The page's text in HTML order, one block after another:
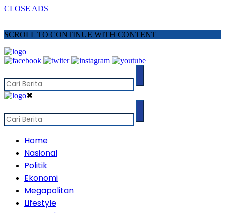
CLOSE ADS
SCROLL TO CONTINUE WITH CONTENT
✖
Home
Nasional
Politik
Ekonomi
Megapolitan
Lifestyle